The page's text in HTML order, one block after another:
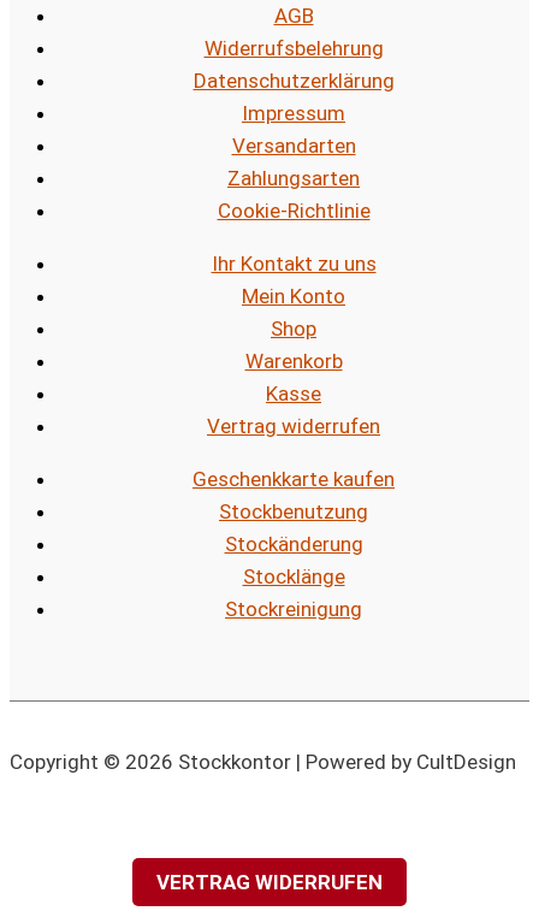
AGB
Widerrufsbelehrung
Datenschutzerklärung
Impressum
Versandarten
Zahlungsarten
Cookie-Richtlinie
Ihr Kontakt zu uns
Mein Konto
Shop
Warenkorb
Kasse
Vertrag widerrufen
Geschenkkarte kaufen
Stockbenutzung
Stockänderung
Stocklänge
Stockreinigung
Copyright © 2026 Stockkontor | Powered by CultDesign
VERTRAG WIDERRUFEN